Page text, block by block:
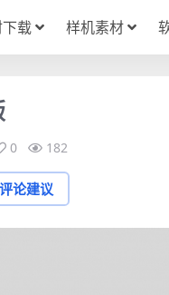
载 样机素材
0 182
评论建议